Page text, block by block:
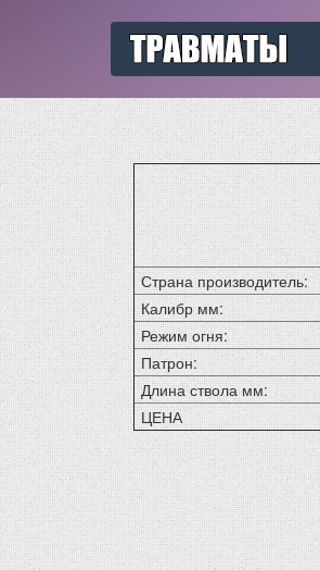
Страна производитель:
Калибр мм:
Режим огня:
Патрон:
Длина ствола мм:
ЦЕНА